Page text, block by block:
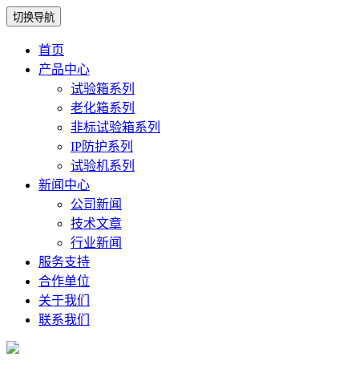
切换导航
首页
产品中心
试验箱系列
老化箱系列
非标试验箱系列
IP防护系列
试验机系列
新闻中心
公司新闻
技术文章
行业新闻
服务支持
合作单位
关于我们
联系我们